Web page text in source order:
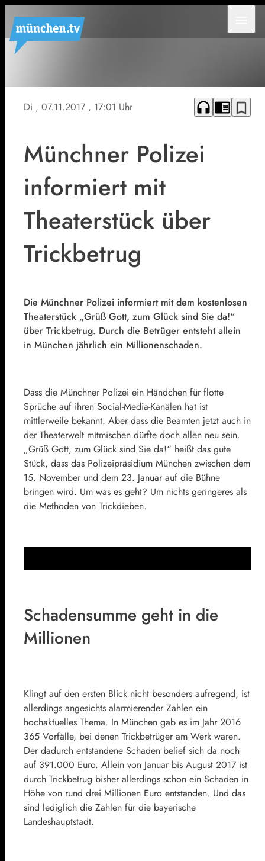
Symbolbild
Di., 07.11.2017 , 17:01 Uhr headphones chrome_reader_mode bookmark_border
Münchner Polizei
informiert mit
Theaterstück über
Trickbetrug
Die Münchner Polizei informiert mit dem kostenlosen
Theaterstück „Grüß Gott, zum Glück sind Sie da!“
über Trickbetrug. Durch die Betrüger entsteht allein
in München jährlich ein Millionenschaden.
Dass die Münchner Polizei ein Händchen für flotte
Sprüche auf ihren Social-Media-Kanälen hat ist
mittlerweile bekannt. Aber dass die Beamten jetzt auch in
der Theaterwelt mitmischen dürfte doch allen neu sein.
„Grüß Gott, zum Glück sind Sie da!“ heißt das gute
Stück, dass das Polizeipräsidium München zwischen dem
15. November und dem 23. Januar auf die Bühne
bringen wird. Um was es geht? Um nichts geringeres als
die Methoden von Trickdieben.
Schadensumme geht in die
Millionen
Klingt auf den ersten Blick nicht besonders aufregend, ist
allerdings angesichts alarmierender Zahlen ein
hochaktuelles Thema. In München gab es im Jahr 2016
365 Vorfälle, bei denen Trickbetrüger am Werk waren.
Der dadurch entstandene Schaden belief sich da noch
auf 391.000 Euro. Allein von Januar bis August 2017 ist
durch Trickbetrug bisher allerdings schon ein Schaden in
Höhe von rund drei Millionen Euro entstanden. Und das
sind lediglich die Zahlen für die bayerische
Landeshauptstadt.